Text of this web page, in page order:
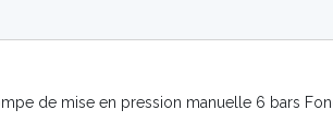
de mise en pression manuelle 6 bars